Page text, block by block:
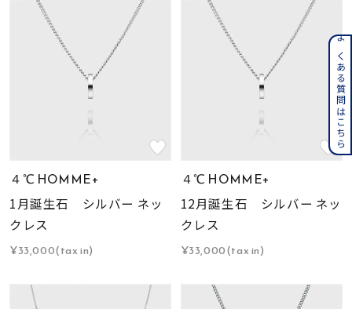
４℃ HOMME+
1月誕生石 シルバー ネッ
クレス
¥33,000(tax in)
４℃ HOMME+
12月誕生石 シルバー ネッ
クレス
¥33,000(tax in)
よくある質問はこちら